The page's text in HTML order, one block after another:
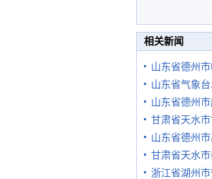
相关新闻
山东省德州
山东省气象
山东省德州
甘肃省天水
山东省德州
甘肃省天水
浙江省湖州